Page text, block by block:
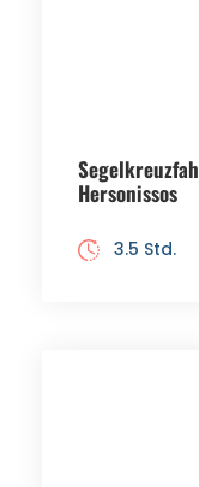
Hersonissos
3.5 Std.